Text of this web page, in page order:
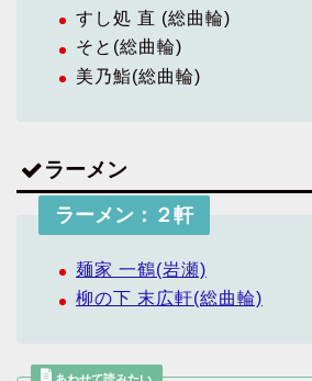
すし処 直 (総曲輪)
そと(総曲輪)
美乃鮨(総曲輪)
ラーメン
ラーメン：２軒
麺家 一鶴(岩瀬)
柳の下 末広軒(総曲輪)